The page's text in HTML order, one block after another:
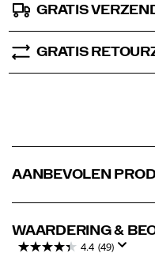
GRATIS
GRATIS
AANBEVOLEN
WAARDERING &
4.4 (49)